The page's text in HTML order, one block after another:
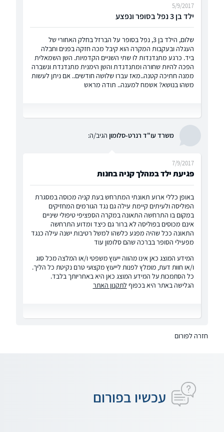
ילד בן 3 נפל בסופר ונפצע
5/9/2017
שלום, הילד בן 3, נפל בסופר על הברזל בחלק האחורי של
העגלה ובעקבות המקרה הוא קיבל מכה חזקה בפנים וחבלה
ביד. כרגע מתנדנדות לו שתי השניים הקדמיות. השן השמאלית
הפכה להיות שחורה ומתנדנדת והשן הימנית מתנדנדת ונשברה
ממנה חתיכה קטנה..מאז עברו שלושה חודשים.. אם ניתן לעשות
משהו בנושא? אשמח למענה.. תודה מראש
משרד עו"ד רנרט-סלומון הגיב/ה:
פגיעת ילד במהלך קניה בחנות
7/9/2017
באופן כללי ארוע תאונתי המתרחש בעת קניה מכוסה במסגרת
הפוליסה ולעיתים קיימת עילה גם נגד הגורמים המחזיקים
במקום בו התרחשה התאונה במקרה הספציפי טיפולי שיניים
אינם מכוסים בפוליסה לא ברור גם כיצד ומדוע התרחשה
התאונה ככל שהיה מפגע כלשהו למשל רטיבות ישנה עילה כנגד
מפעילי הסופר בברכה שהם סלומון עוד
המידע המוצג כאן אינו מהווה ייעוץ משפטי ו/או המלצה מכל סוג
ו/או חוות דעת, מומלץ לפנות לייעוץ מקצועי טרם נקיטת כל הליך.
כל הסתמכות על המידע המוצג כאן היא באחריותך בלבד.
הגלישה באתר היא בכפוף לתקנון האתר
חזרה לפורום
עכשיו בפורום